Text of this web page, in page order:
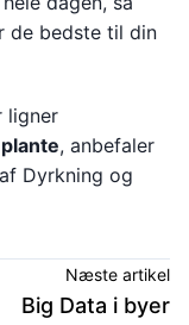
de bedste til din
ligner
, anbefaler
Dyrkning og
Næste artikel
Big Data i byer